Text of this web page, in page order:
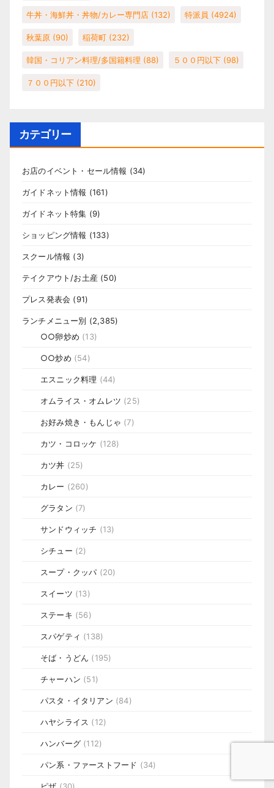
牛丼・海鮮丼・丼物/カレー専門店 (132) 特派員 (4924)
秋葉原 (90) 稲荷町 (232)
韓国・コリアン料理/多国籍料理 (88) ５００円以下 (98)
７００円以下 (210)
カテゴリー
お店のイベント・セール情報 (34)
ガイドネット情報 (161)
ガイドネット特集 (9)
ショッピング情報 (133)
スクール情報 (3)
テイクアウト/お土産 (50)
プレス発表会 (91)
ランチメニュー別 (2,385)
○○卵炒め (13)
○○炒め (54)
エスニック料理 (44)
オムライス・オムレツ (25)
お好み焼き・もんじゃ (7)
カツ・コロッケ (128)
カツ丼 (25)
カレー (260)
グラタン (7)
サンドウィッチ (13)
シチュー (2)
スープ・クッパ (20)
スイーツ (13)
ステーキ (56)
スパゲティ (138)
そば・うどん (195)
チャーハン (51)
パスタ・イタリアン (84)
ハヤシライス (12)
ハンバーグ (112)
パン系・ファーストフード (34)
ピザ (30)